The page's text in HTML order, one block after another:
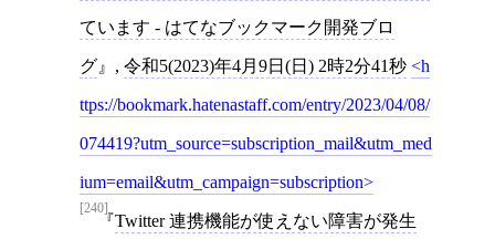
ています - はてなブックマーク開発ブロ
グ , 令和5(2023)年4月9日(日) 2時2分41秒 h
ttps://bookmark.hatenastaff.com/entry/2023/04/08/
074419?utm_source=subscription_mail&utm_med
ium=email&utm_campaign=subscription
[240]
Twitter 連携機能が使えない障害が発生